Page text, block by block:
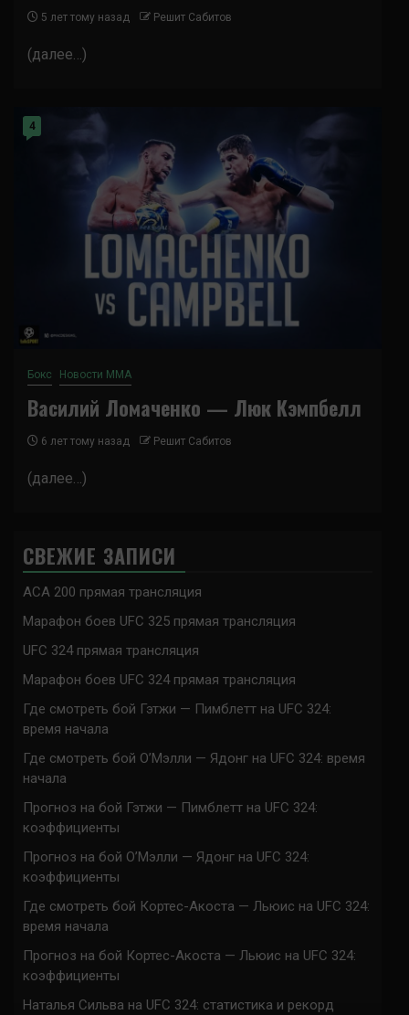
5 лет тому назад Решит Сабитов
(далее…)
4
Бокс Новости ММА
Василий Ломаченко — Люк Кэмпбелл
6 лет тому назад Решит Сабитов
(далее…)
СВЕЖИЕ ЗАПИСИ
ACA 200 прямая трансляция
Марафон боев UFC 325 прямая трансляция
UFC 324 прямая трансляция
Марафон боев UFC 324 прямая трансляция
Где смотреть бой Гэтжи — Пимблетт на UFC 324:
время начала
Где смотреть бой О’Мэлли — Ядонг на UFC 324: время
начала
Прогноз на бой Гэтжи — Пимблетт на UFC 324:
коэффициенты
Прогноз на бой О’Мэлли — Ядонг на UFC 324:
коэффициенты
Где смотреть бой Кортес-Акоста — Льюис на UFC 324:
время начала
Прогноз на бой Кортес-Акоста — Льюис на UFC 324:
коэффициенты
Наталья Сильва на UFC 324: статистика и рекорд